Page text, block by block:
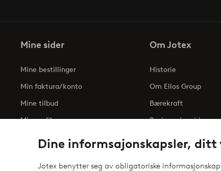
Dine informsajonskapsler, ditt
Jotex benytter seg av obligatoriske
Mine sider
Mine bestillinger
Min faktura/konto
Mine tilbud
Min profil
Om Jotex
Historie
Om Ellos Group
Bærekraft
Business inquiries